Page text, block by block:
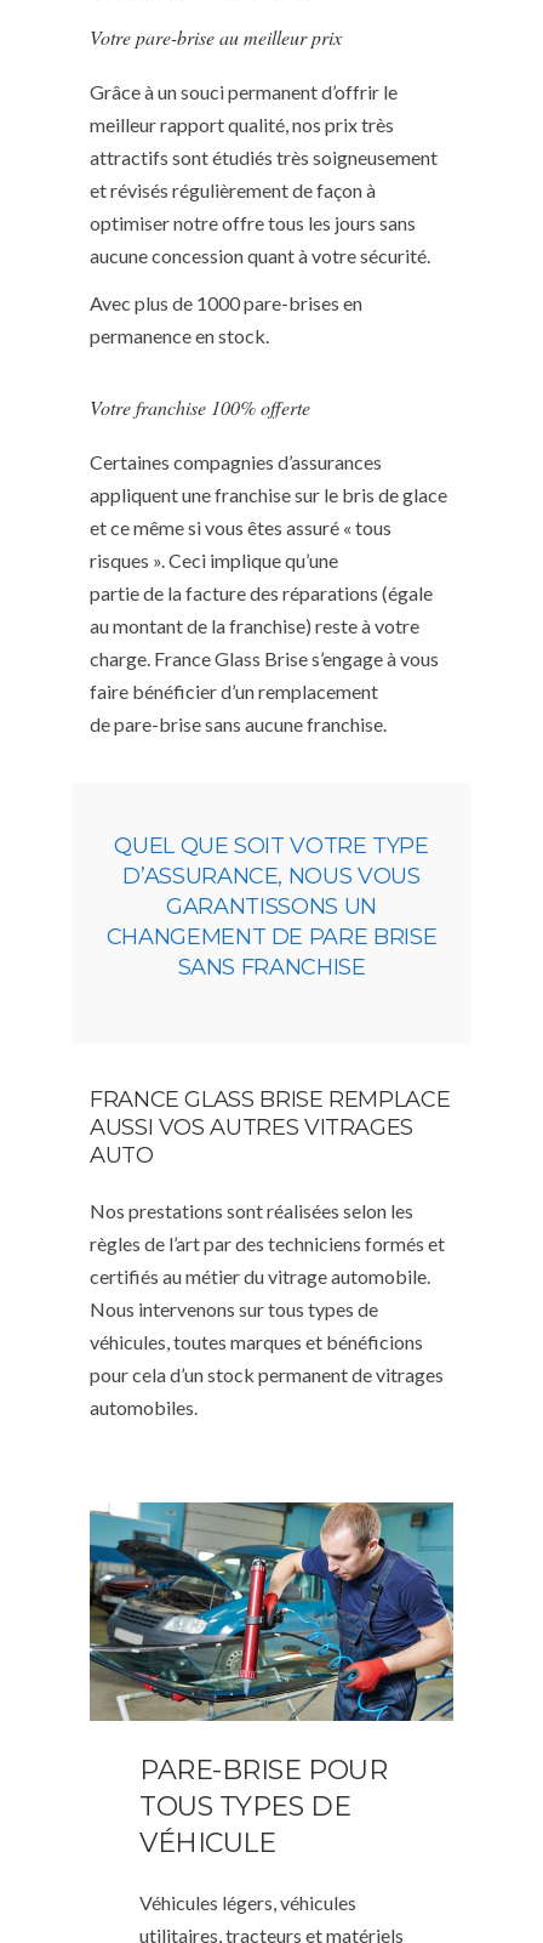
Votre pare-brise au meilleur prix
Grâce à un souci permanent d’offrir le
meilleur rapport qualité, nos prix très
attractifs sont étudiés très soigneusement
et révisés régulièrement de façon à
optimiser notre offre tous les jours sans
aucune concession quant à votre sécurité.
Avec plus de 1000 pare-brises en
permanence en stock.
Votre franchise 100% offerte
Certaines compagnies d’assurances
appliquent une franchise sur le bris de glace
et ce même si vous êtes assuré « tous
risques ». Ceci implique qu’une
partie de la facture des réparations (égale
au montant de la franchise) reste à votre
charge. France Glass Brise s’engage à vous
faire bénéficier d’un remplacement
de pare-brise sans aucune franchise.
QUEL QUE SOIT VOTRE TYPE
D’ASSURANCE, NOUS VOUS
GARANTISSONS UN
CHANGEMENT DE PARE BRISE
SANS FRANCHISE
FRANCE GLASS BRISE REMPLACE
AUSSI VOS AUTRES VITRAGES
AUTO
Nos prestations sont réalisées selon les
règles de l’art par des techniciens formés et
certifiés au métier du vitrage automobile.
Nous intervenons sur tous types de
véhicules, toutes marques et bénéficions
pour cela d’un stock permanent de vitrages
automobiles.
PARE-BRISE POUR
TOUS TYPES DE
VÉHICULE
Véhicules légers, véhicules
utilitaires, tracteurs et matériels